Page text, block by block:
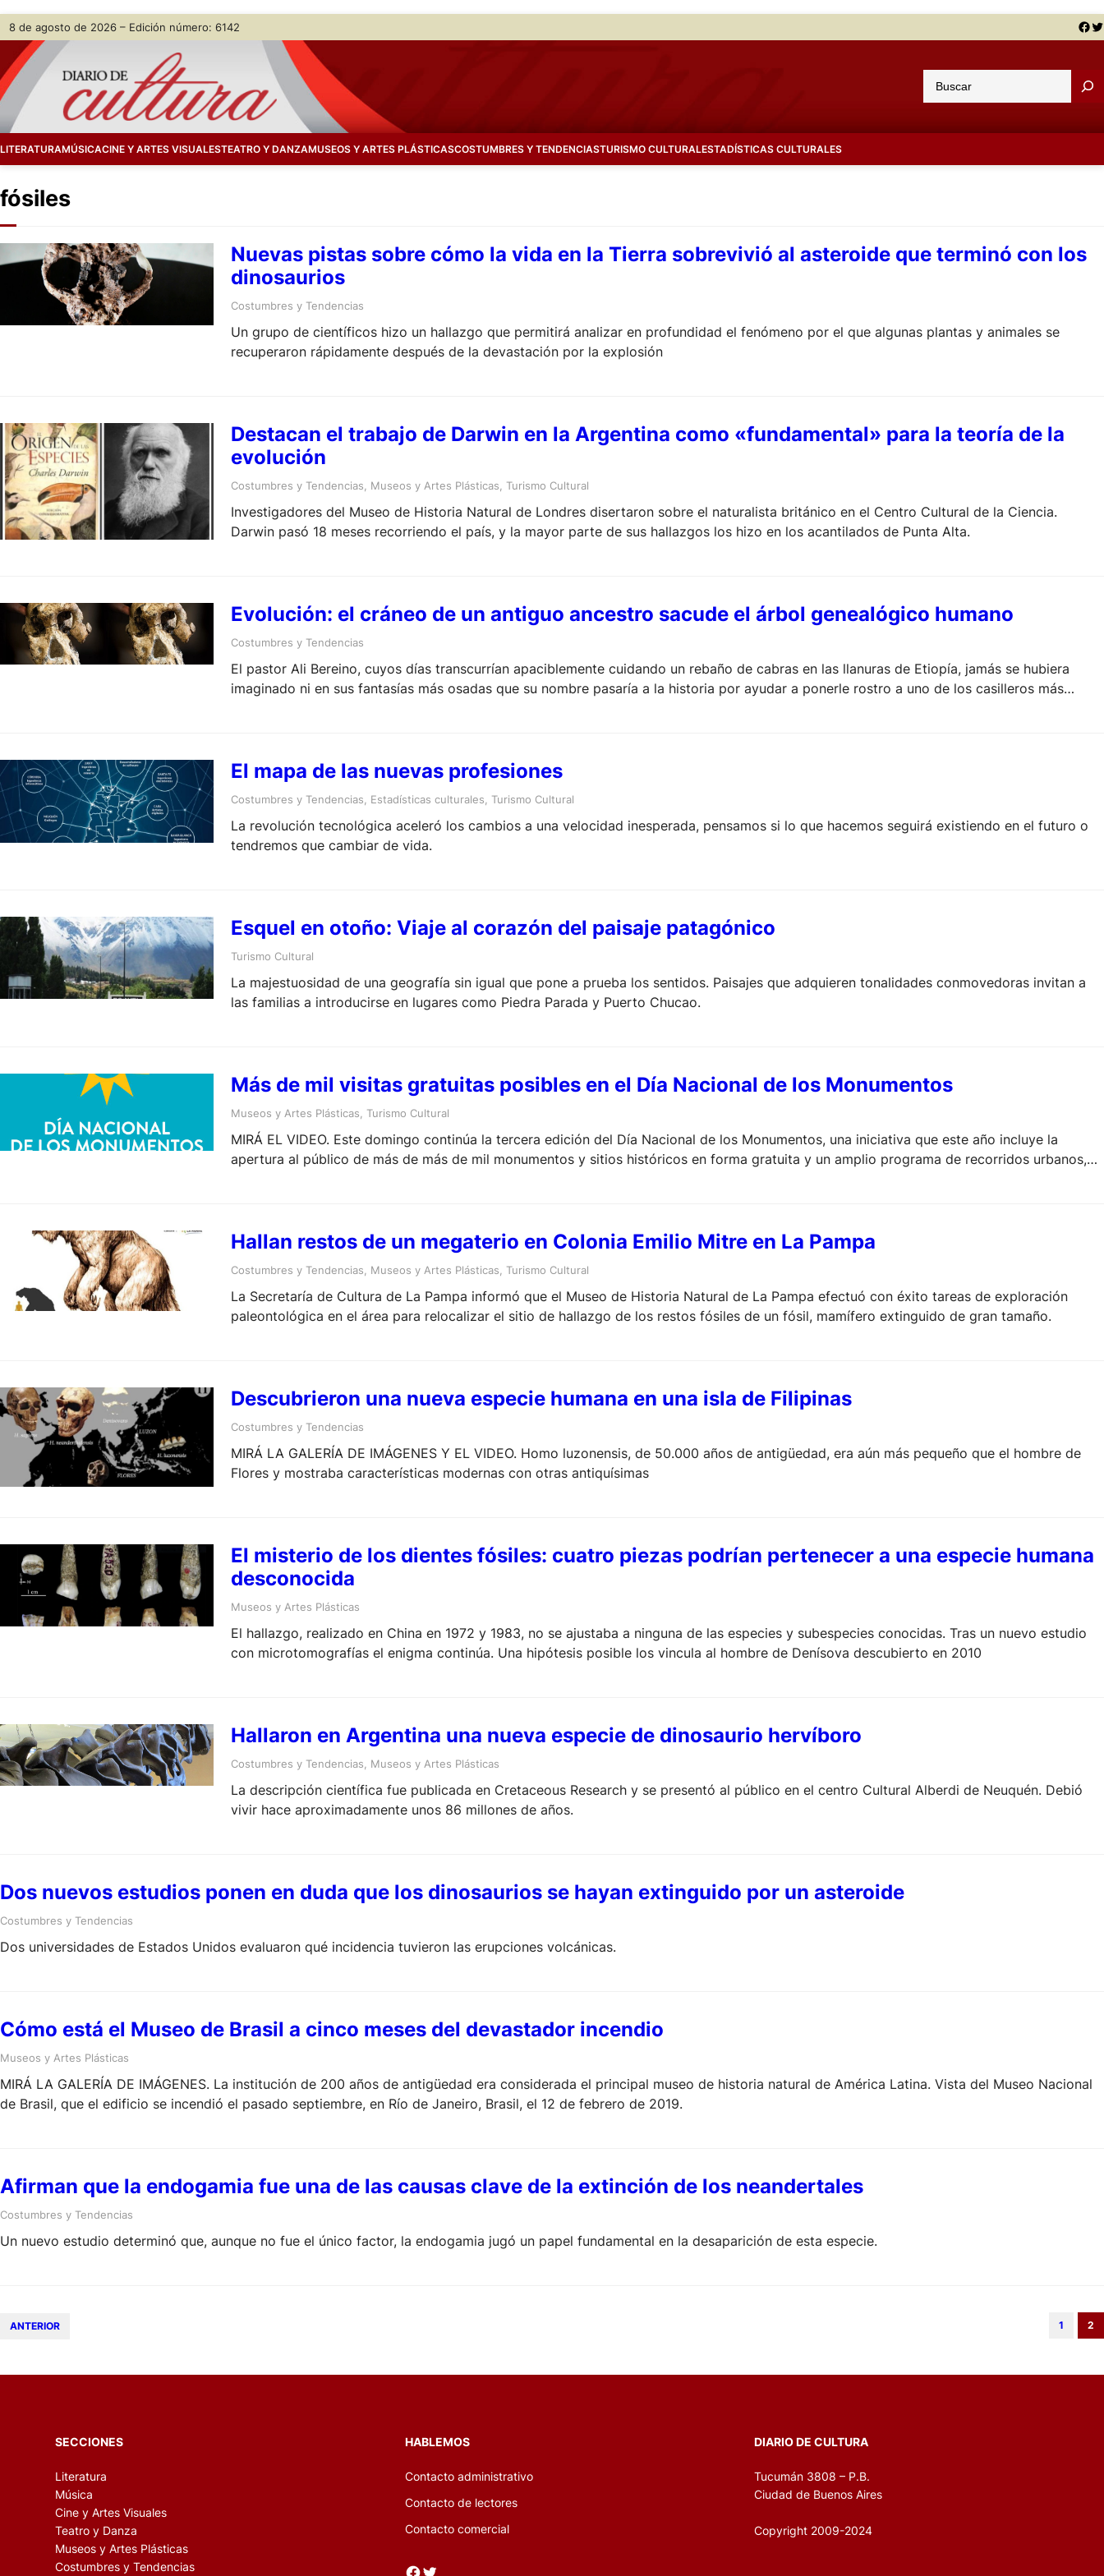
Skip
content
8 de agosto de 2026 – Edición número: 6142 Facebook Twitter
u
a
LITERATURAMÚSICACINE Y ARTES VISUALESTEATRO Y DANZAMUSEOS Y ARTES PLÁSTICASCOSTUMBRES Y TENDENCIASTURISMO CULTURALESTADÍSTICAS CULTURALES
fósiles
Nuevas pistas sobre cómo la vida en la Tierra sobrevivió al asteroide que terminó con los
dinosaurios
Costumbres y Tendencias
Un grupo de científicos hizo un hallazgo que permitirá analizar en profundidad el fenómeno por el que algunas plantas y animales se
recuperaron rápidamente después de la devastación por la explosión
Destacan el trabajo de Darwin en la Argentina como «fundamental» para la teoría de la
evolución
Costumbres y Tendencias Museos y Artes Plásticas Turismo Cultural
Investigadores del Museo de Historia Natural de Londres disertaron sobre el naturalista británico en el Centro Cultural de la Ciencia.
Darwin pasó 18 meses recorriendo el país, y la mayor parte de sus hallazgos los hizo en los acantilados de Punta Alta.
Evolución: el cráneo de un antiguo ancestro sacude el árbol genealógico humano
Costumbres y Tendencias
El pastor Ali Bereino, cuyos días transcurrían apaciblemente cuidando un rebaño de cabras en las llanuras de Etiopía, jamás se hubiera
imaginado ni en sus fantasías más osadas que su nombre pasaría a la historia por ayudar a ponerle rostro a uno de los casilleros más
El mapa de las nuevas profesiones
Costumbres y Tendencias Estadísticas culturales Turismo Cultural
La revolución tecnológica aceleró los cambios a una velocidad inesperada, pensamos si lo que hacemos seguirá existiendo en el futuro o
tendremos que cambiar de vida.
Esquel en otoño: Viaje al corazón del paisaje patagónico
Turismo Cultural
La majestuosidad de una geografía sin igual que pone a prueba los sentidos. Paisajes que adquieren tonalidades conmovedoras invitan a
las familias a introducirse en lugares como Piedra Parada y Puerto Chucao.
Más de mil visitas gratuitas posibles en el Día Nacional de los Monumentos
Museos y Artes Plásticas Turismo Cultural
MIRÁ EL VIDEO. Este domingo continúa la tercera edición del Día Nacional de los Monumentos, una iniciativa que este año incluye la
apertura al público de más de más de mil monumentos y sitios históricos en forma gratuita y un amplio programa de recorridos urbanos,
Hallan restos de un megaterio en Colonia Emilio Mitre en La Pampa
Costumbres y Tendencias Museos y Artes Plásticas Turismo Cultural
La Secretaría de Cultura de La Pampa informó que el Museo de Historia Natural de La Pampa efectuó con éxito tareas de exploración
paleontológica en el área para relocalizar el sitio de hallazgo de los restos fósiles de un fósil, mamífero extinguido de gran tamaño.
Descubrieron una nueva especie humana en una isla de Filipinas
Costumbres y Tendencias
MIRÁ LA GALERÍA DE IMÁGENES Y EL VIDEO. Homo luzonensis, de 50.000 años de antigüedad, era aún más pequeño que el hombre de
Flores y mostraba características modernas con otras antiquísimas
El misterio de los dientes fósiles: cuatro piezas podrían pertenecer a una especie humana
desconocida
Museos y Artes Plásticas
El hallazgo, realizado en China en 1972 y 1983, no se ajustaba a ninguna de las especies y subespecies conocidas. Tras un nuevo estudio
con microtomografías el enigma continúa. Una hipótesis posible los vincula al hombre de Denísova descubierto en 2010
Hallaron en Argentina una nueva especie de dinosaurio hervíboro
Costumbres y Tendencias Museos y Artes Plásticas
La descripción científica fue publicada en Cretaceous Research y se presentó al público en el centro Cultural Alberdi de Neuquén. Debió
vivir hace aproximadamente unos 86 millones de años.
Dos nuevos estudios ponen en duda que los dinosaurios se hayan extinguido por un asteroide
Costumbres y Tendencias
Dos universidades de Estados Unidos evaluaron qué incidencia tuvieron las erupciones volcánicas.
Cómo está el Museo de Brasil a cinco meses del devastador incendio
Museos y Artes Plásticas
MIRÁ LA GALERÍA DE IMÁGENES. La institución de 200 años de antigüedad era considerada el principal museo de historia natural de América Latina. Vista del Museo Nacional
de Brasil, que el edificio se incendió el pasado septiembre, en Río de Janeiro, Brasil, el 12 de febrero de 2019.
Afirman que la endogamia fue una de las causas clave de la extinción de los neandertales
Costumbres y Tendencias
Un nuevo estudio determinó que, aunque no fue el único factor, la endogamia jugó un papel fundamental en la desaparición de esta especie.
ANTERIOR 1 2
SECCIONES
Literatura
Música
Cine y Artes Visuales
Teatro y Danza
Museos y Artes Plásticas
Costumbres y Tendencias
HABLEMOS
Contacto administrativo
Contacto de lectores
Contacto comercial
Facebook Twitter
DIARIO DE CULTURA
Tucumán 3808 – P.B.
Ciudad de Buenos Aires
Copyright 2009-2024